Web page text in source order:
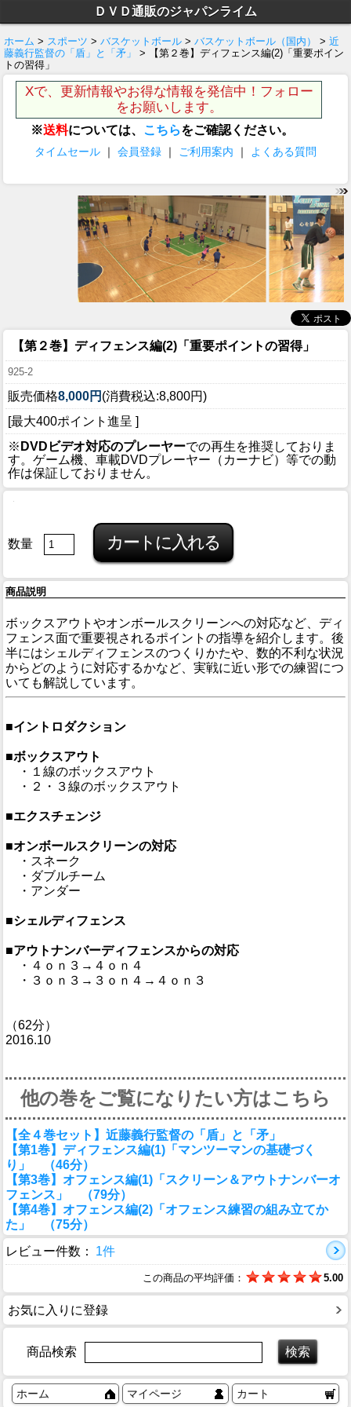
ＤＶＤ通販のジャパンライム
ホーム > スポーツ > バスケットボール > バスケットボール（国内） > 近
藤義行監督の「盾」と「矛」
> 【第２巻】ディフェンス編(2)「重要ポイン
トの習得」
Xで、更新情報やお得な情報を発信中！フォロー
をお願いします。
※送料については、 こちらをご確認ください。
タイムセール ｜ 会員登録 ｜ ご利用案内 ｜ よくある質問
【第２巻】ディフェンス編(2)「重要ポイントの習得」
925-2
販売価格8,000円 (消費税込:8,800円)
[最大400ポイント進呈 ]
※ DVDビデオ対応のプレーヤーでの再生を推奨しておりま
す。ゲーム機、車載DVDプレーヤー（カーナビ）等での動
作は保証しておりません。
数量
商品説明
ボックスアウトやオンボールスクリーンへの対応など、ディ
フェンス面で重要視されるポイントの指導を紹介します。後
半にはシェルディフェンスのつくりかたや、数的不利な状況
からどのように対応するかなど、実戦に近い形での練習につ
いても解説しています。
■イントロダクション
■ボックスアウト
・１線のボックスアウト
・２・３線のボックスアウト
■エクスチェンジ
■オンボールスクリーンの対応
・スネーク
・ダブルチーム
・アンダー
■シェルディフェンス
■アウトナンバーディフェンスからの対応
・４ｏｎ３→４ｏｎ４
・３ｏｎ３→３ｏｎ４→４ｏｎ３
（62分）
2016.10
他の巻をご覧になりたい方はこちら
【全４巻セット】近藤義行監督の「盾」と「矛」
【第1巻】ディフェンス編(1)「マンツーマンの基礎づく
り」 （46分）
【第3巻】オフェンス編(1)「スクリーン＆アウトナンバーオ
フェンス」 （79分）
【第4巻】オフェンス編(2)「オフェンス練習の組み立てか
た」 （75分）
レビュー件数：
1件
この商品の平均評価： 5.00
お気に入りに登録
商品検索
ホーム マイページ カート